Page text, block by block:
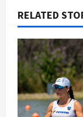
t
i
o
n
RELATED